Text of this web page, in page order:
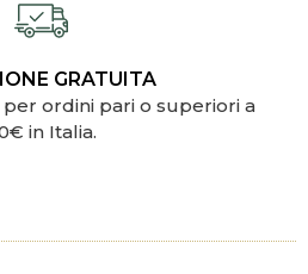
GRATUITA
ordini pari o superiori a
in Italia.